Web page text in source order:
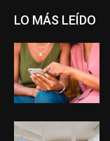
LO MÁS LEÍDO